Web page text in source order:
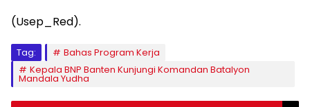
(Usep_Red).
Tag:
Bahas Program Kerja
Kepala BNP Banten Kunjungi Komandan Batalyon
Mandala Yudha